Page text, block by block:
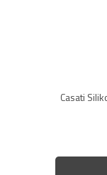
Casati